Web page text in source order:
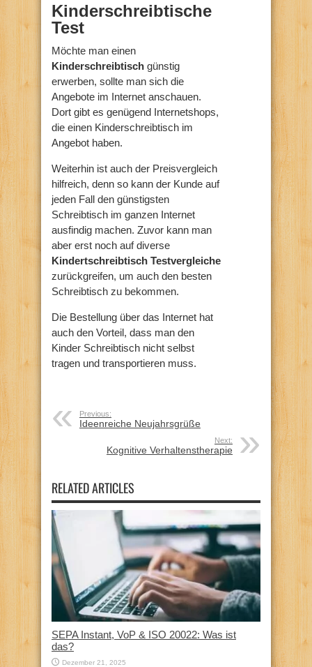
Kinderschreibtische
Test
Möchte man einen
Kinderschreibtisch günstig
erwerben, sollte man sich die
Angebote im Internet anschauen.
Dort gibt es genügend Internetshops,
die einen Kinderschreibtisch im
Angebot haben.
Weiterhin ist auch der Preisvergleich
hilfreich, denn so kann der Kunde auf
jeden Fall den günstigsten
Schreibtisch im ganzen Internet
ausfindig machen. Zuvor kann man
aber erst noch auf diverse
Kindertschreibtisch Testvergleiche
zurückgreifen, um auch den besten
Schreibtisch zu bekommen.
Die Bestellung über das Internet hat
auch den Vorteil, dass man den
Kinder Schreibtisch nicht selbst
tragen und transportieren muss.
Previous:
Ideenreiche Neujahrsgrüße
Next:
Kognitive Verhaltenstherapie
RELATED ARTICLES
SEPA Instant, VoP & ISO 20022: Was ist
das?
Dezember 21, 2025